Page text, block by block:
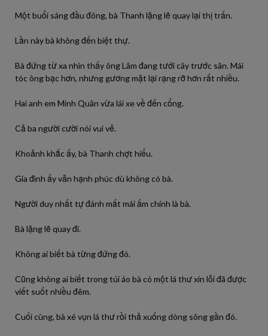
Một buổi sáng đầu đông, bà Thanh lặng lẽ quay lại thị trấn.
Lần này bà không đến biệt thự.
Bà đứng từ xa nhìn thấy ông Lâm đang tưới cây trước sân. Mái
tóc ông bạc hơn, nhưng gương mặt lại rạng rỡ hơn rất nhiều.
Hai anh em Minh Quân vừa lái xe về đến cổng.
Cả ba người cười nói vui vẻ.
Khoảnh khắc ấy, bà Thanh chợt hiểu.
Gia đình ấy vẫn hạnh phúc dù không có bà.
Người duy nhất tự đánh mất mái ấm chính là bà.
Bà lặng lẽ quay đi.
Không ai biết bà từng đứng đó.
Cũng không ai biết trong túi áo bà có một lá thư xin lỗi đã được
viết suốt nhiều đêm.
Cuối cùng, bà xé vụn lá thư rồi thả xuống dòng sông gần đó.